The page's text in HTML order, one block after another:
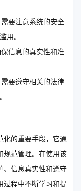
要注意系统的安全
用。
信息的真实性和准
要遵守相关的法律
化的重要手段，它通
规范管理。在使用该
、信息真实性和遵守
过程中不断学习和提